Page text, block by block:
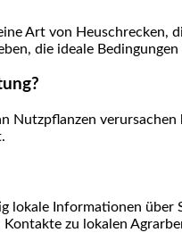
Art von Heuschrecken,
die ideale‍
Nutzpflanzen
lokale⁤ Informationen
zu lokalen